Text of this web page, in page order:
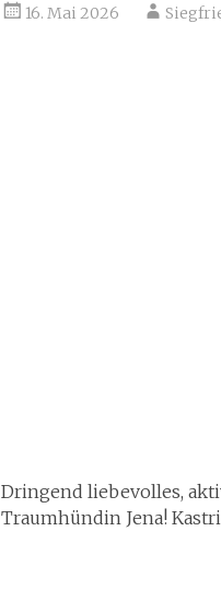
16. Mai 2026
Dringend liebevolles,
Traumhündin Jena!